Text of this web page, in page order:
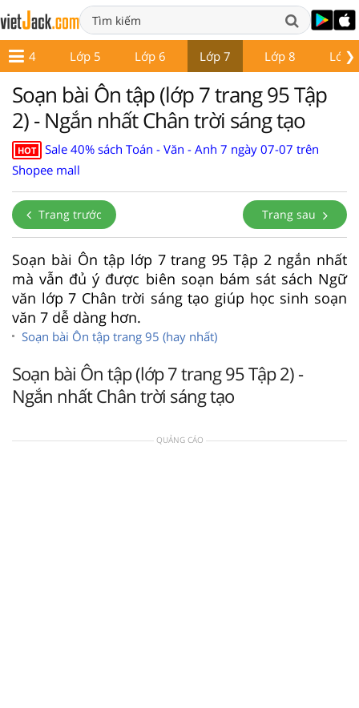
❯
Lớp 4 Lớp 5 Lớp 6 Lớp 7 Lớp 8 Lớp
Soạn bài Ôn tập (lớp 7 trang 95 Tập
2) - Ngắn nhất Chân trời sáng tạo
HOT
Sale 40% sách Toán - Văn - Anh 7 ngày 07-07 trên
Shopee mall
Trang trước Trang sau
Soạn bài Ôn tập lớp 7 trang 95 Tập 2 ngắn nhất
mà vẫn đủ ý được biên soạn bám sát sách Ngữ
văn lớp 7 Chân trời sáng tạo giúp học sinh soạn
văn 7 dễ dàng hơn.
Soạn bài Ôn tập trang 95 (hay nhất)
Soạn bài Ôn tập (lớp 7 trang 95 Tập 2) -
Ngắn nhất Chân trời sáng tạo
QUẢNG CÁO